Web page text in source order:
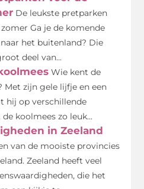
De leukste pretparken
Ga je de komende
het buitenland? Die
deel van...
Wie kent de
Met zijn gele lijfje en een
hij op verschillende
koolmees zo leuk...
in Zeeland
van de mooiste provincies
Zeeland heeft veel
die het